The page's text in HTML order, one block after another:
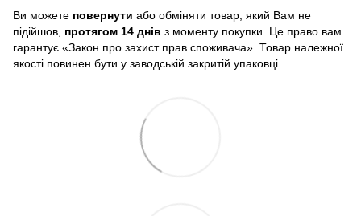
Ви можете повернути або обміняти товар, який Вам не
підійшов, протягом 14 днів з моменту покупки. Це право вам
гарантує «Закон про захист прав споживача». Товар належної
якості повинен бути у заводській закритій упаковці.